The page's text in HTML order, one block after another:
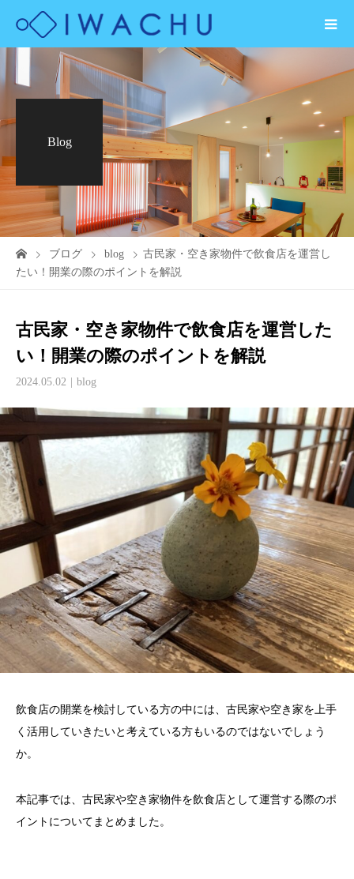
Blog
ブログ blog
古民家・空き家物件で飲食店を運営し
たい！開業の際のポイントを解説
古民家・空き家物件で飲食店を運営した
い！開業の際のポイントを解説
2024.05.02 blog
飲食店の開業を検討している方の中には、古民家や空き家を上手
く活用していきたいと考えている方もいるのではないでしょう
か。
本記事では、古民家や空き家物件を飲食店として運営する際のポ
イントについてまとめました。